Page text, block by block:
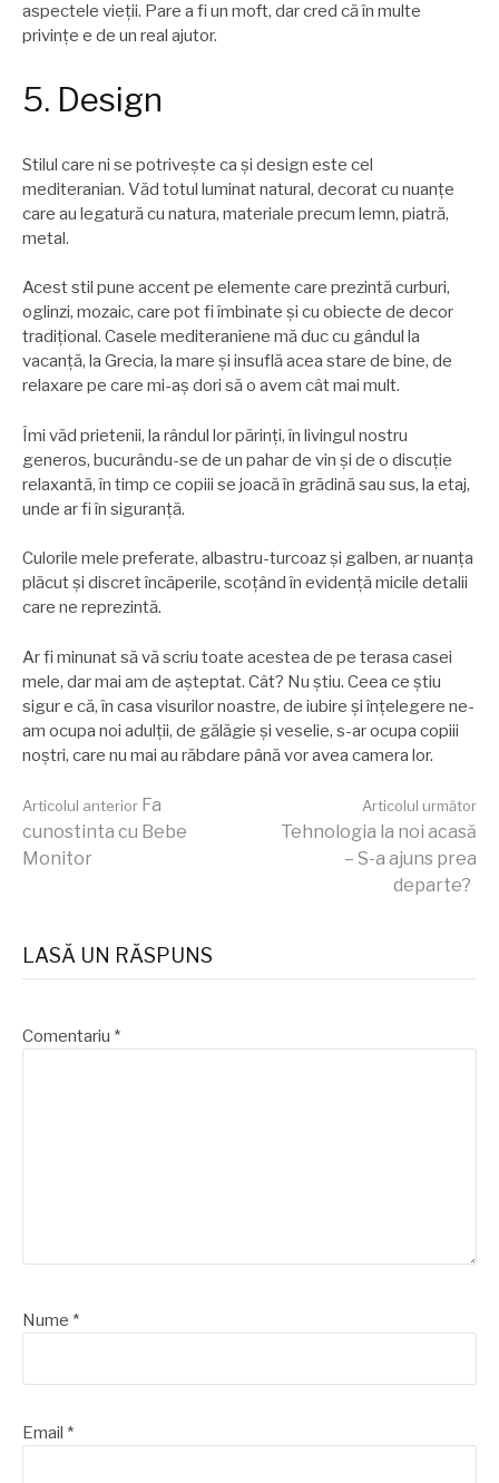
aspectele vieții. Pare a fi un moft, dar cred că în multe
privințe e de un real ajutor.
5. Design
Stilul care ni se potriveşte ca şi design este cel
mediteranian. Văd totul luminat natural, decorat cu nuanțe
care au legatură cu natura, materiale precum lemn, piatră,
metal.
Acest stil pune accent pe elemente care prezintă curburi,
oglinzi, mozaic, care pot fi îmbinate şi cu obiecte de decor
tradițional. Casele mediteraniene mă duc cu gândul la
vacanță, la Grecia, la mare şi insuflă acea stare de bine, de
relaxare pe care mi-aş dori să o avem cât mai mult.
Îmi văd prietenii, la rândul lor părinți, în livingul nostru
generos, bucurându-se de un pahar de vin şi de o discuție
relaxantă, în timp ce copiii se joacă în grădină sau sus, la etaj,
unde ar fi în siguranță.
Culorile mele preferate, albastru-turcoaz şi galben, ar nuanța
plăcut şi discret încăperile, scoțând în evidență micile detalii
care ne reprezintă.
Ar fi minunat să vă scriu toate acestea de pe terasa casei
mele, dar mai am de aşteptat. Cât? Nu ştiu. Ceea ce ştiu
sigur e că, în casa visurilor noastre, de iubire şi înțelegere ne-
am ocupa noi adulții, de gălăgie şi veselie, s-ar ocupa copiii
noştri, care nu mai au răbdare până vor avea camera lor.
Continuă
Articolul anterior Fa
cunostinta cu Bebe
Monitor
Articolul următor
Tehnologia la noi acasă
– S-a ajuns prea
departe?
LASĂ UN RĂSPUNS
Comentariu *
Nume *
Email *